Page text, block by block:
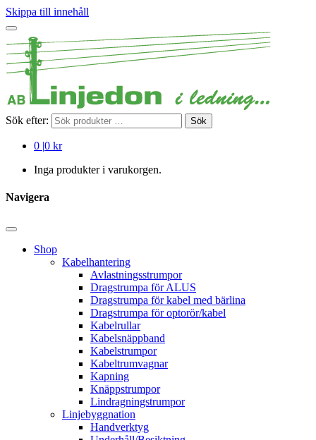
Skippa till innehåll
Sök efter: Sök
0 |0 kr
Inga produkter i varukorgen.
Navigera
Shop
Kabelhantering
Avlastningsstrumpor
Dragstrumpa för ALUS
Dragstrumpa för kabel med bärlina
Dragstrumpa för optorör/kabel
Kabelrullar
Kabelsnäppband
Kabelstrumpor
Kabeltrumvagnar
Kapning
Knäppstrumpor
Lindragningstrumpor
Linjebyggnation
Handverktyg